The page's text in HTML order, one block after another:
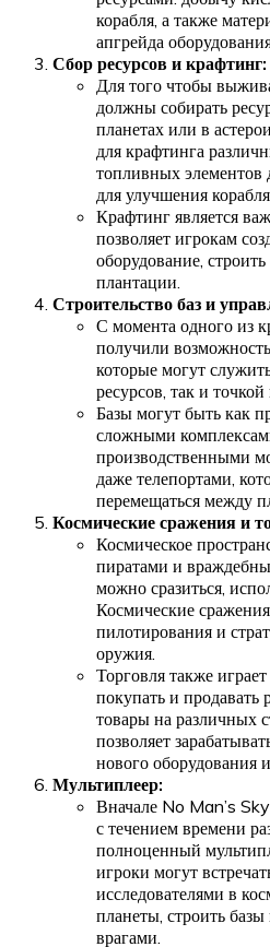
корабля, а также
апгрейда
Сбор ресурсов и крафтинг:
Для того чтобы
должны собирать
планетах или в
для крафтинга
топливных
для улучшения
Крафтинг является
позволяет игрокам
оборудование,
плантации.
Строительство баз и
С момента одного из
получили
которые могут
ресурсов, так и
Базы могут быть как
сложными
производственными
даже телепортами,
перемещаться между
Космические сражения и
Космическое
пиратами и
можно сразиться,
Космические
пилотирования и
оружия.
Торговля также
покупать и продавать
товары на различных
позволяет
нового оборудования
Мультиплеер:
Вначале No Man’s
с течением времени
полноценный
игроки могут
исследователями в
планеты, строить
врагами.